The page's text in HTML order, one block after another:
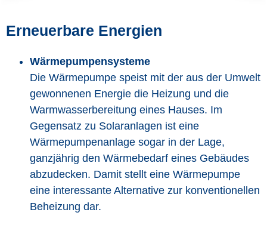
Erneuerbare Energien
Wärmepumpensysteme
Die Wärmepumpe speist mit der aus der Umwelt
gewonnenen Energie die Heizung und die
Warmwasserbereitung eines Hauses. Im
Gegensatz zu Solaranlagen ist eine
Wärmepumpenanlage sogar in der Lage,
ganzjährig den Wärmebedarf eines Gebäudes
abzudecken. Damit stellt eine Wärmepumpe
eine interessante Alternative zur konventionellen
Beheizung dar.